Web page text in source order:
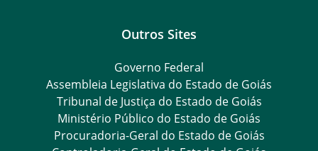
Outros Sites
Governo Federal
Assembleia Legislativa do Estado de Goiás
Tribunal de Justiça do Estado de Goiás
Ministério Público do Estado de Goiás
Procuradoria-Geral do Estado de Goiás